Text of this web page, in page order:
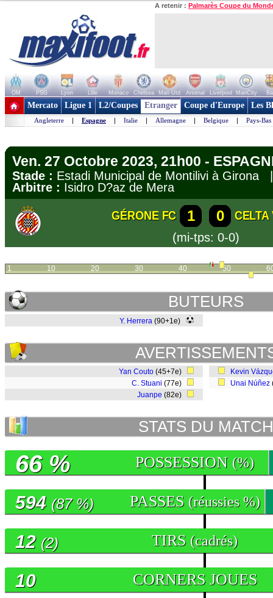
A retenir : Palmarès Coupe du
OM PSG Lyon Lille Monaco Chelsea Man Utd Arsenal Liverpool ManCity
+ de clubs
Mercato Ligue 1 L2/Coupes Etranger Coupe d'Europe Les
Angleterre | Espagne | Italie | Allemagne | Belgique | Pays-Bas
Ven. 27 Octobre 2023, 21h00 -
Stade : Estadi Municipal de Montilivi à
Arbitre : Isidro D?az de Mera
GÉRONE FC 1 0
CELTA
(mi-tps: 0-0)
1 10 20 30 40 50
BUTEURS
Y. Herrera (90+1e)
Yan Couto (45+7e)
C. Stuani (77e)
Juanpe (82e)
Kevin
Unai Núñez
STATS DU MATCH
POSSESSION (%)
66 %
PASSES (réussies %)
594 (87 %)
TIRS (cadrés)
12 (2)
CORNERS JOUES
10